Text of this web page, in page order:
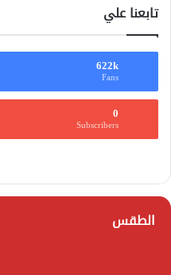
تابعنا علي
622k
Fans
0
Subscribers
الطقس